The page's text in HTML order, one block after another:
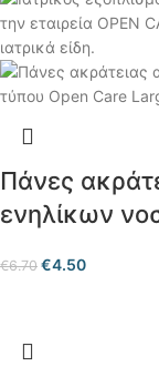
Πάνες
ενηλίκων
€6.70 €4.50